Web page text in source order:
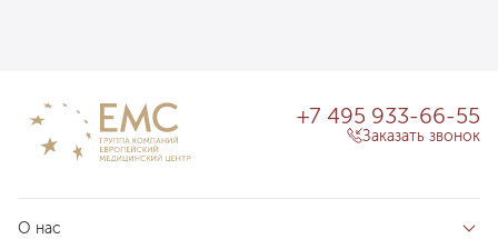
О нас
+7 495 933-66-55
Заказать звонок